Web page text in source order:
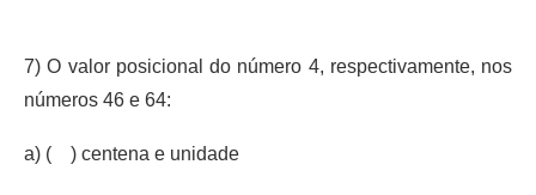
7) O valor posicional do número 4, respectivamente, nos
números 46 e 64:
a) ( ) centena e unidade